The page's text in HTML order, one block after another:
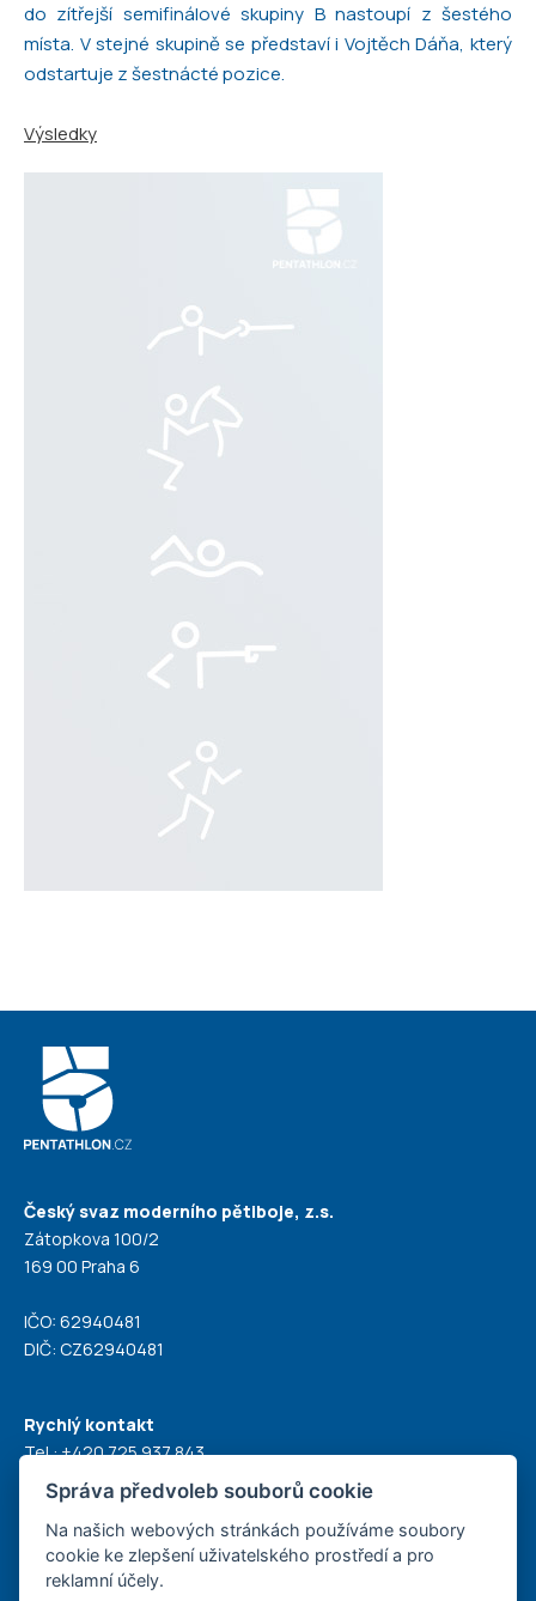
do zítřejší semifinálové skupiny B nastoupí z šestého
místa. V stejné skupině se představí i Vojtěch Dáňa, který
odstartuje z šestnácté pozice.
Výsledky
Český svaz moderního pětiboje, z.s.
Zátopkova 100/2
169 00 Praha 6
IČO: 62940481
DIČ: CZ62940481
Rychlý kontakt
Tel.:+420 725 937 843
E-mail:
modern@pentathlon.cz
Správa předvoleb souborů cookie
Na našich webových stránkách používáme soubory
cookie ke zlepšení uživatelského prostředí a pro
reklamní účely.